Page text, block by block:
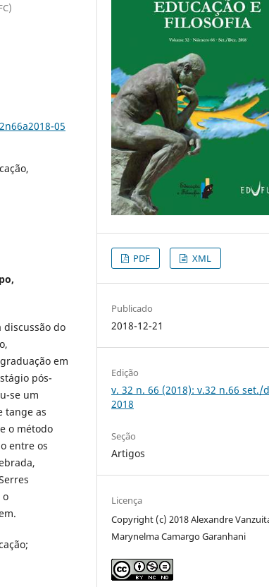
05
discussão do
em
pós-
se um
tange as
o método
entre os
o
PDF XML
Publicado
2018-12-21
Edição
v. 32 n. 66 (2018): v.32 n.66 set./
2018
Seção
Artigos
Licença
Copyright (c) 2018 Alexandre
Marynelma Camargo Garanhani